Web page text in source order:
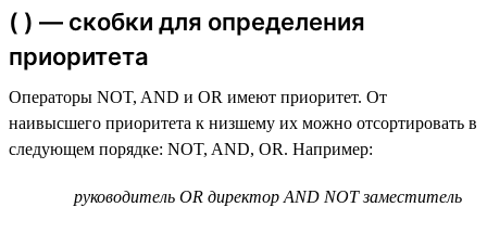
( ) — скобки для определения
приоритета
Операторы NOT, AND и OR имеют приоритет. От
наивысшего приоритета к низшему их можно отсортировать в
следующем порядке: NOT, AND, OR. Например:
руководитель OR директор AND NOT заместитель